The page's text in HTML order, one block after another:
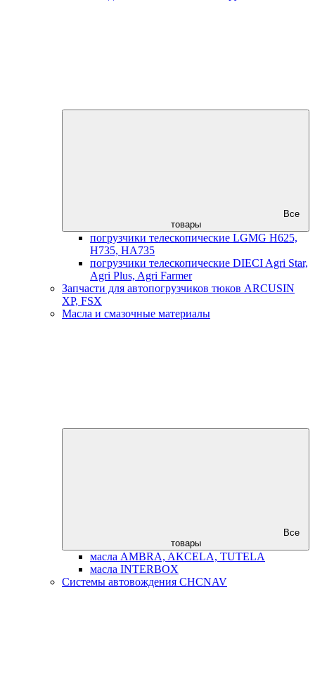
Все
товары
погрузчики телескопические LGMG H625,
H735, HA735
погрузчики телескопические DIECI Agri Star,
Agri Plus, Agri Farmer
Запчасти для автопогрузчиков тюков ARCUSIN
XP, FSX
Масла и смазочные материалы
Все
товары
масла AMBRA, AKCELA, TUTELA
масла INTERBOX
Системы автовождения CHCNAV